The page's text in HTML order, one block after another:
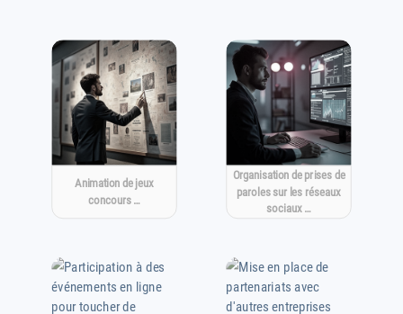
Animation de jeux
concours …
Organisation de prises de
paroles sur les réseaux
sociaux …